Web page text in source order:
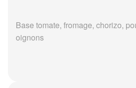
Base tomate, fromage, chorizo,
oignons